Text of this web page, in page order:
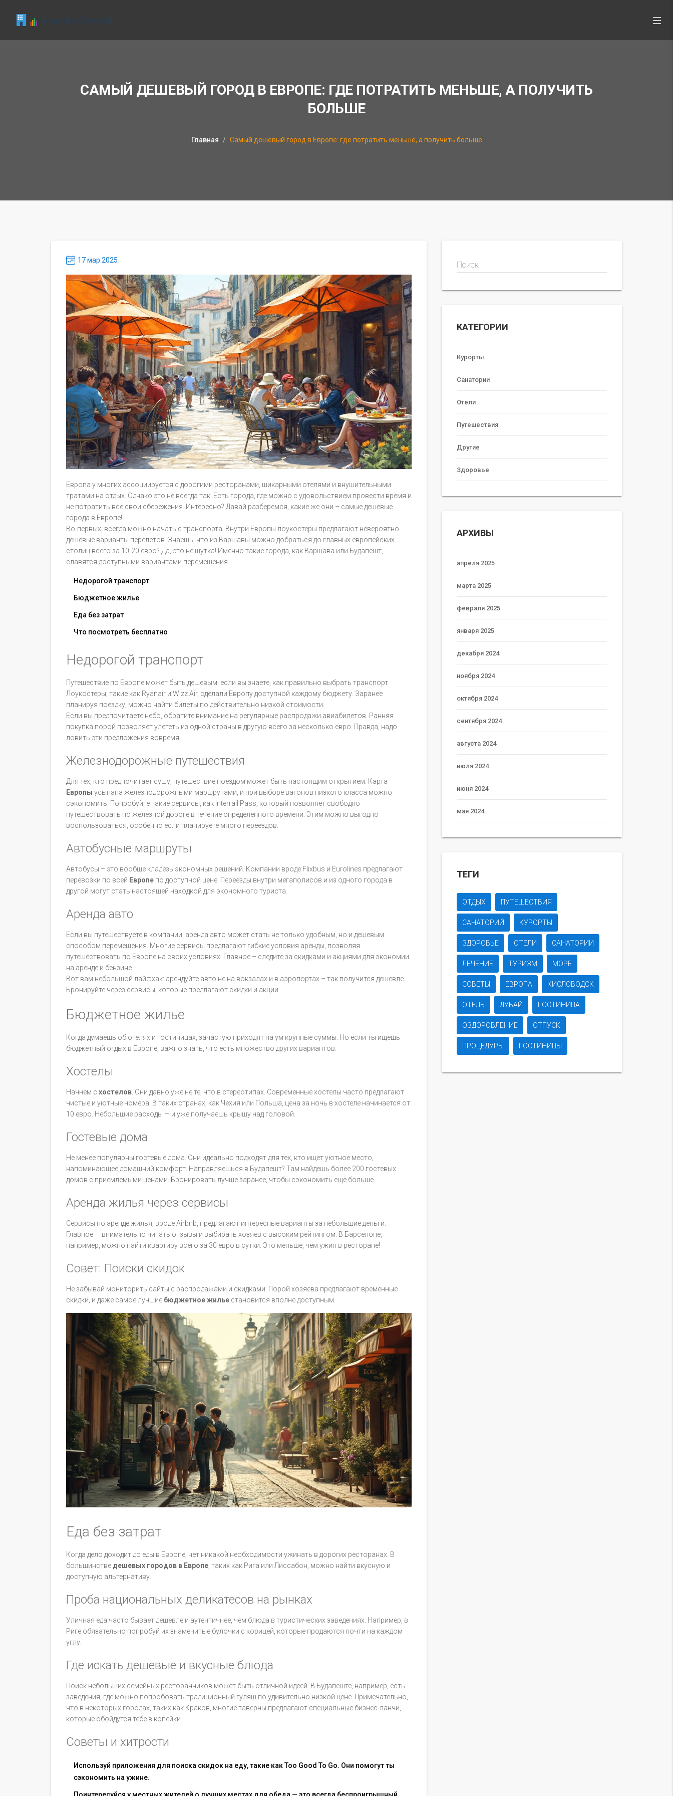
САМЫЙ ДЕШЕВЫЙ ГОРОД В ЕВРОПЕ: ГДЕ ПОТРАТИТЬ МЕНЬШЕ, А ПОЛУЧИТЬ
БОЛЬШЕ
Главная Самый дешевый город в Европе: где потратить меньше, а получить больше
17 мар 2025
Европа у многих ассоциируется с дорогими ресторанами, шикарными отелями и внушительными
тратами на отдых. Однако это не всегда так. Есть города, где можно с удовольствием провести время и
не потратить все свои сбережения. Интересно? Давай разберемся, какие же они – самые дешевые
города в Европе!
Во-первых, всегда можно начать с транспорта. Внутри Европы лоукостеры предлагают невероятно
дешевые варианты перелетов. Знаешь, что из Варшавы можно добраться до главных европейских
столиц всего за 10-20 евро? Да, это не шутка! Именно такие города, как Варшава или Будапешт,
славятся доступными вариантами перемещения.
Недорогой транспорт
Бюджетное жилье
Еда без затрат
Что посмотреть бесплатно
Недорогой транспорт
Путешествие по Европе может быть дешевым, если вы знаете, как правильно выбрать транспорт.
Лоукостеры, такие как Ryanair и Wizz Air, сделали Европу доступной каждому бюджету. Заранее
планируя поездку, можно найти билеты по действительно низкой стоимости.
Если вы предпочитаете небо, обратите внимание на регулярные распродажи авиабилетов. Ранняя
покупка порой позволяет улететь из одной страны в другую всего за несколько евро. Правда, надо
ловить эти предложения вовремя.
Железнодорожные путешествия
Для тех, кто предпочитает сушу, путешествие поездом может быть настоящим открытием. Карта
Европы усыпана железнодорожными маршрутами, и при выборе вагонов низкого класса можно
сэкономить. Попробуйте такие сервисы, как Interrail Pass, который позволяет свободно
путешествовать по железной дороге в течение определенного времени. Этим можно выгодно
воспользоваться, особенно если планируете много переездов.
Автобусные маршруты
Автобусы – это вообще кладезь экономных решений. Компании вроде Flixbus и Eurolines предлагают
перевозки по всей Европе по доступной цене. Переезды внутри мегаполисов и из одного города в
другой могут стать настоящей находкой для экономного туриста.
Аренда авто
Если вы путешествуете в компании, аренда авто может стать не только удобным, но и дешевым
способом перемещения. Многие сервисы предлагают гибкие условия аренды, позволяя
путешествовать по Европе на своих условиях. Главное – следите за скидками и акциями для экономии
на аренде и бензине.
Вот вам небольшой лайфхак: арендуйте авто не на вокзалах и в аэропортах – так получится дешевле.
Бронируйте через сервисы, которые предлагают скидки и акции.
Бюджетное жилье
Когда думаешь об отелях и гостиницах, зачастую приходят на ум крупные суммы. Но если ты ищешь
бюджетный отдых в Европе, важно знать, что есть множество других вариантов.
Хостелы
Начнем с хостелов . Они давно уже не те, что в стереотипах. Современные хостелы часто предлагают
чистые и уютные номера. В таких странах, как Чехия или Польша, цена за ночь в хостеле начинается от
10 евро. Небольшие расходы — и уже получаешь крышу над головой.
Гостевые дома
Не менее популярны гостевые дома. Они идеально подходят для тех, кто ищет уютное место,
напоминающее домашний комфорт. Направляешься в Будапешт? Там найдешь более 200 гостевых
домов с приемлемыми ценами. Бронировать лучше заранее, чтобы сэкономить ещё больше.
Аренда жилья через сервисы
Сервисы по аренде жилья, вроде Airbnb, предлагают интересные варианты за небольшие деньги.
Главное — внимательно читать отзывы и выбирать хозяев с высоким рейтингом. В Барселоне,
например, можно найти квартиру всего за 30 евро в сутки. Это меньше, чем ужин в ресторане!
Совет: Поиски скидок
Не забывай мониторить сайты с распродажами и скидками. Порой хозяева предлагают временные
скидки, и даже самое лучшие бюджетное жилье становится вполне доступным.
Еда без затрат
Когда дело доходит до еды в Европе, нет никакой необходимости ужинать в дорогих ресторанах. В
большинстве дешевых городов в Европе, таких как Рига или Лиссабон, можно найти вкусную и
доступную альтернативу.
Проба национальных деликатесов на рынках
Уличная еда часто бывает дешевле и аутентичнее, чем блюда в туристических заведениях. Например, в
Риге обязательно попробуй их знаменитые булочки с корицей, которые продаются почти на каждом
углу.
Где искать дешевые и вкусные блюда
Поиск небольших семейных ресторанчиков может быть отличной идеей. В Будапеште, например, есть
заведения, где можно попробовать традиционный гуляш по удивительно низкой цене. Примечательно,
что в некоторых городах, таких как Краков, многие таверны предлагают специальные бизнес-ланчи,
которые обойдутся тебе в копейки.
Советы и хитрости
Используй приложения для поиска скидок на еду, такие как Too Good To Go. Они помогут ты
сэкономить на ужине.
Поиск
КАТЕГОРИИ
Курорты
Санатории
Отели
Путешествия
Другие
Здоровье
АРХИВЫ
апреля 2025
марта 2025
февраля 2025
января 2025
декабря 2024
ноября 2024
октября 2024
сентября 2024
августа 2024
июля 2024
июня 2024
мая 2024
ТЕГИ
ОТДЫХ ПУТЕШЕСТВИЯ
САНАТОРИЙ КУРОРТЫ
ЗДОРОВЬЕ ОТЕЛИ САНАТОРИИ
ЛЕЧЕНИЕ ТУРИЗМ МОРЕ
СОВЕТЫ ЕВРОПА КИСЛОВОДСК
ОТЕЛЬ ДУБАЙ ГОСТИНИЦА
ОЗДОРОВЛЕНИЕ ОТПУСК
ПРОЦЕДУРЫ ГОСТИНИЦЫ